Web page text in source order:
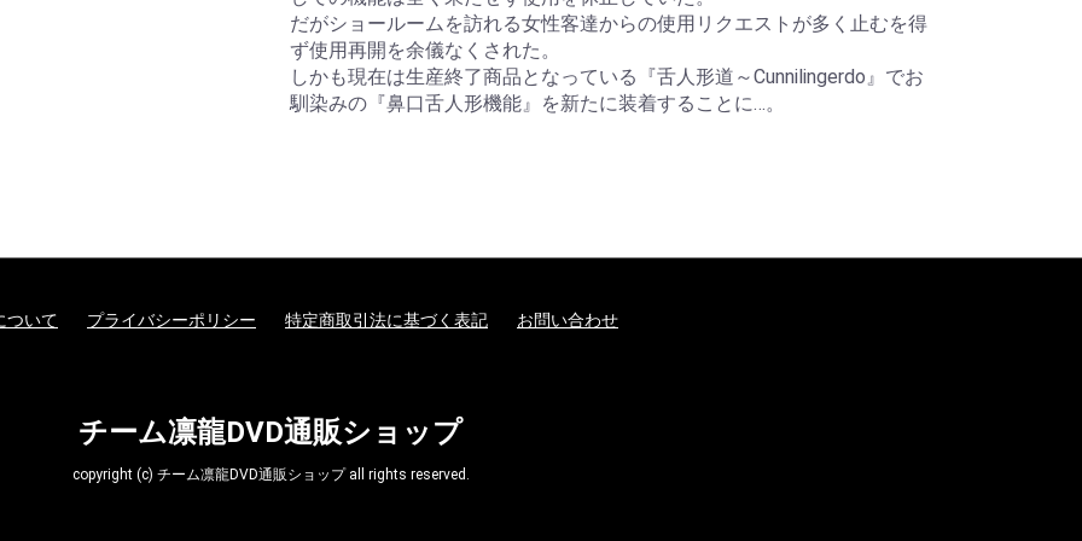
だがショールームを訪れる女性客達からの使用リクエストが多く止むを得
ず使用再開を余儀なくされた。
しかも現在は生産終了商品となっている『舌人形道～Cunnilingerdo』でお
馴染みの『鼻口舌人形機能』を新たに装着することに…。
ついて プライバシーポリシー 特定商取引法に基づく表記 お問い合わせ
チーム凛龍DVD通販ショップ
copyright (c) チーム凛龍DVD通販ショップ all rights reserved.